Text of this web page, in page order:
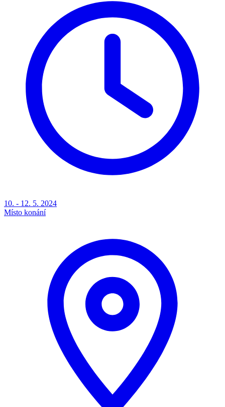
10. - 12. 5. 2024
Místo konání